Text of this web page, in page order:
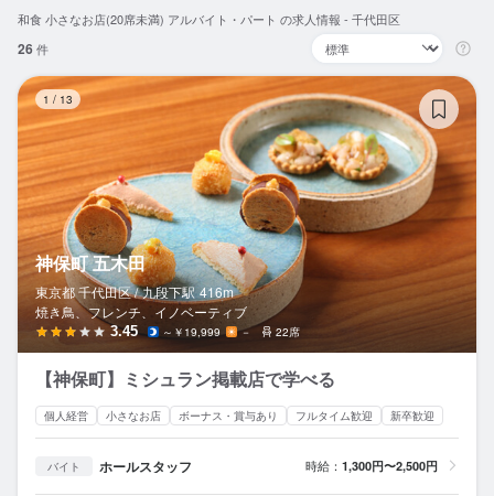
求人検索
閲覧履歴
気になる求人
検索履歴・保存した条件
応募履歴
WEB履歴書
スカウト・メルマガ受信設定
ヘルプ・お問い合わせフォーム
和食 小さなお店(20席未満) アルバイト・パート の求人情報 - 千代田区
26件
1 / 13
神保町 五木田
東京都 千代田区 / 九段下駅 416m
焼き鳥、フレンチ、イノベーティブ
3.45 ～￥19,999 － 22席
【神保町】ミシュラン掲載店で学べる
個人経営 小さなお店 ボーナス・賞与あり フルタイム歓迎 新卒歓迎
バイト ホールスタッフ 時給： 1,300円〜2,500円